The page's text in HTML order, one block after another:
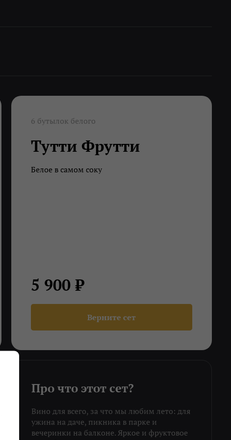
6 бутылок белого
Тутти Фрутти
Белое в самом соку
5 900 ₽
Верните сет
Про что этот сет?
Вино для всего, за что мы любим лето: для
ужина на даче, пикника в парке и
вечеринки на балконе. Яркое и фруктовое